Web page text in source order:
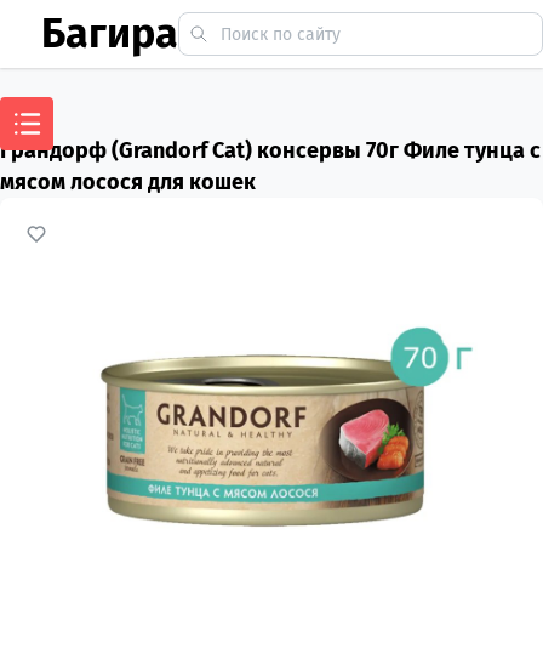
Багира
Грандорф (Grandorf Cat) консервы 70г Филе тунца с
мясом лосося для кошек